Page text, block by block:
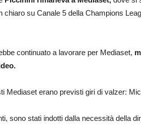
chiaro su Canale 5 della Champions
continuato a lavorare per Mediaset,
Mediaset erano previsti giri di valzer:
sono stati indotti dalla necessità della